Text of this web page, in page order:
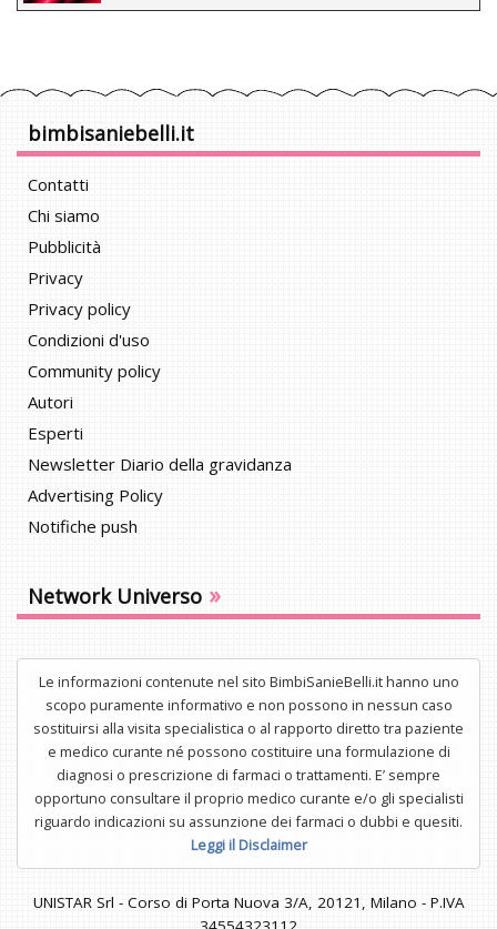
bimbisaniebelli.it
Contatti
Chi siamo
Pubblicità
Privacy
Privacy policy
Condizioni d'uso
Community policy
Autori
Esperti
Newsletter Diario della gravidanza
Advertising Policy
Notifiche push
Network Universo »
Le informazioni contenute nel sito BimbiSanieBelli.it hanno uno
scopo puramente informativo e non possono in nessun caso
sostituirsi alla visita specialistica o al rapporto diretto tra paziente
e medico curante né possono costituire una formulazione di
diagnosi o prescrizione di farmaci o trattamenti. E’ sempre
opportuno consultare il proprio medico curante e/o gli specialisti
riguardo indicazioni su assunzione dei farmaci o dubbi e quesiti.
Leggi il Disclaimer
UNISTAR Srl - Corso di Porta Nuova 3/A, 20121, Milano - P.IVA